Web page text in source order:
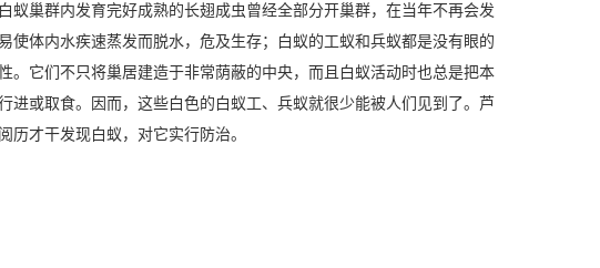
巢群内发育完好成熟的长翅成虫曾经全部分开巢群，在当年不再会发
使体内水疾速蒸发而脱水，危及生存；白蚁的工蚁和兵蚁都是没有眼的
它们不只将巢居建造于非常荫蔽的中央，而且白蚁活动时也总是把本
或取食。因而，这些白色的白蚁工、兵蚁就很少能被人们见到了。芦
才干发现白蚁，对它实行防治。